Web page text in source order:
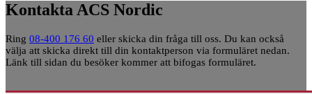
Kontakta ACS Nordic
Ring 08-400 176 60 eller skicka din fråga till oss. Du kan också
välja att skicka direkt till din kontaktperson via formuläret nedan.
Länk till sidan du besöker kommer att bifogas formuläret.